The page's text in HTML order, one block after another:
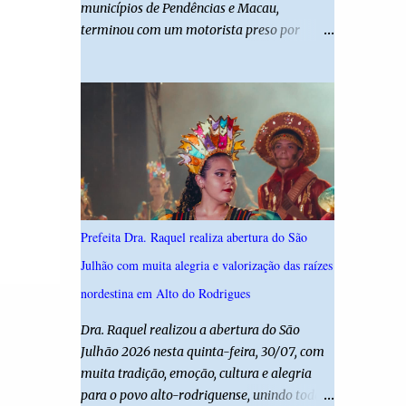
desta edição reforça o compromisso da
administração da Prefeita Dra. Raquel com o
populares em uma festa segura, org...
municípios de Pendências e Macau,
terminou com um motorista preso por
acordo com a Polícia Militar, o condutor
apresentava evidentes sinais de embriaguez
no momento da ocorrência. Ele foi
encaminhado à delegacia, onde foi autuado
em flagrante. O exame pericial para
confirmar a concentração de álcool no
organismo ainda está em andamento. A
vítima é um menino de 11 anos, que sofreu
ferimentos graves no acidente. Após os
primeiros atendimentos, ele foi entubado e
para o Hospital Monsenhor Walfredo
Gurgel, em Natal, onde permanece internado
sob cuidados médicos especializados.
Segundo informações da Polícia Militar, a
Prefeita Dra. Raquel realiza abertura do São
Julhão com muita alegria e valorização das raízes
nordestina em Alto do Rodrigues
Dra. Raquel realizou a abertura do São
Julhão 2026 nesta quinta-feira, 30/07, com
muita tradição, emoção, cultura e alegria
para o povo alto-rodriguense, unindo todas